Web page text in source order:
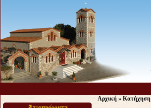
Αρχική » Κατήχηση